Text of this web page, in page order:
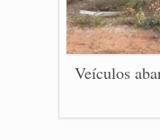
Veículos